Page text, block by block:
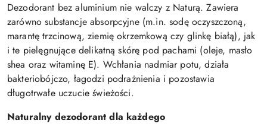
Dezodorant bez aluminium nie walczy z Naturą. Zawiera
zarówno substancje absorpcyjne (m.in. sodę oczyszczoną,
marantę trzcinową, ziemię okrzemkową czy glinkę białą), jak
i te pielęgnujące delikatną skórę pod pachami (oleje, masło
shea oraz witaminę E). Wchłania nadmiar potu, działa
bakteriobójczo, łagodzi podrażnienia i pozostawia
długotrwałe uczucie świeżości.
Naturalny dezodorant dla każdego